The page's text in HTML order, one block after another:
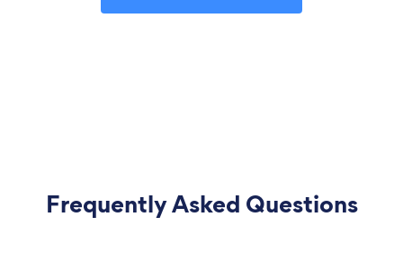
Frequently Asked Questions